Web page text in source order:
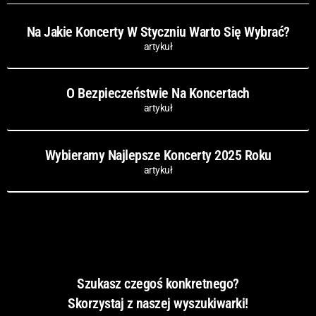
Na Jakie Koncerty W Styczniu Warto Się Wybrać?
artykuł
O Bezpieczeństwie Na Koncertach
artykuł
Wybieramy Najlepsze Koncerty 2025 Roku
artykuł
Szukasz czegoś konkretnego?
Skorzystaj z naszej wyszukiwarki!